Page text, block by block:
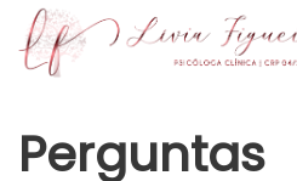
Perguntas